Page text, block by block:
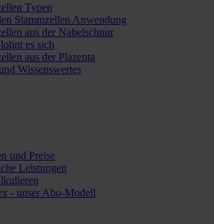
Typen
Stammzellen Anwendung
aus der Nabelschnur
es sich
aus der Plazenta
Wissenswertes
und Preise
Leistungen
- unser Abo-Modell